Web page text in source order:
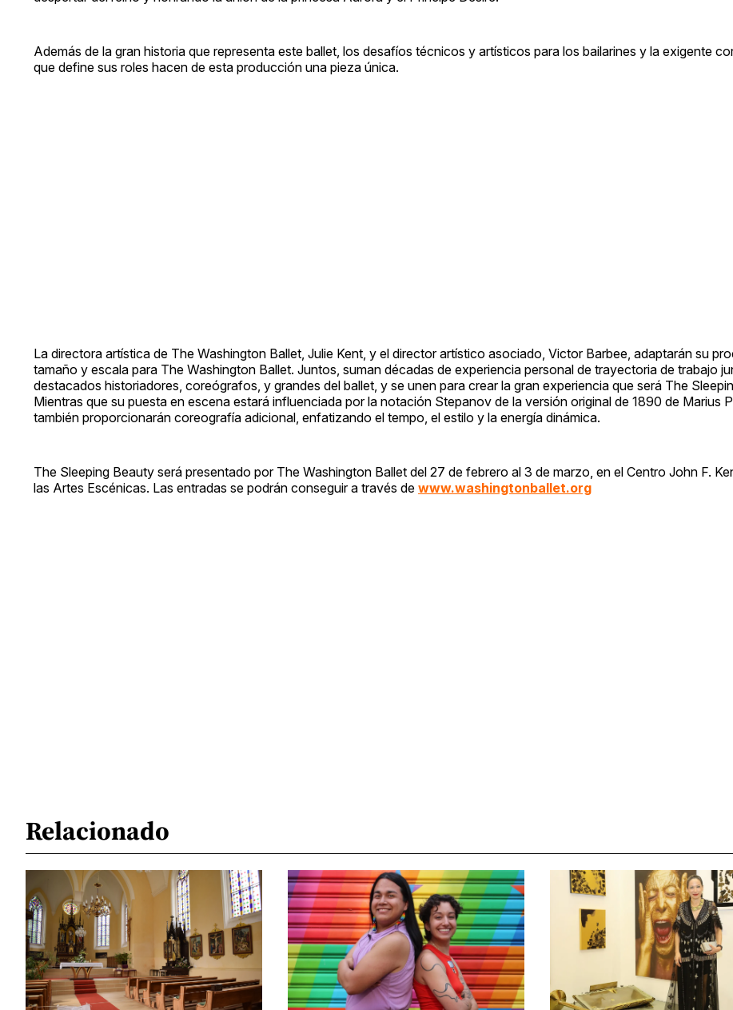
Además de la gran historia que representa este ballet, los desafíos técnicos y artísticos para los bailarines y la exigente
que define sus roles hacen de esta producción una pieza única.
La directora artística de The Washington Ballet, Julie Kent, y el director artístico asociado, Victor Barbee, adaptarán su
tamaño y escala para The Washington Ballet. Juntos, suman décadas de experiencia personal de trayectoria de trabajo
destacados historiadores, coreógrafos, y grandes del ballet, y se unen para crear la gran experiencia que será The
Mientras que su puesta en escena estará influenciada por la notación Stepanov de la versión original de 1890 de Marius
también proporcionarán coreografía adicional, enfatizando el tempo, el estilo y la energía dinámica.
The Sleeping Beauty será presentado por The Washington Ballet del 27 de febrero al 3 de marzo, en el Centro John F.
las Artes Escénicas. Las entradas se podrán conseguir a través de www.washingtonballet.org
Relacionado